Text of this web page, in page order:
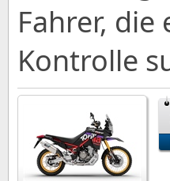
Fahrer,
Kontrolle